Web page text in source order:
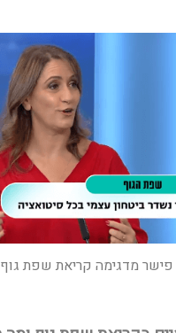
מדגימה קריאת שפת גוף